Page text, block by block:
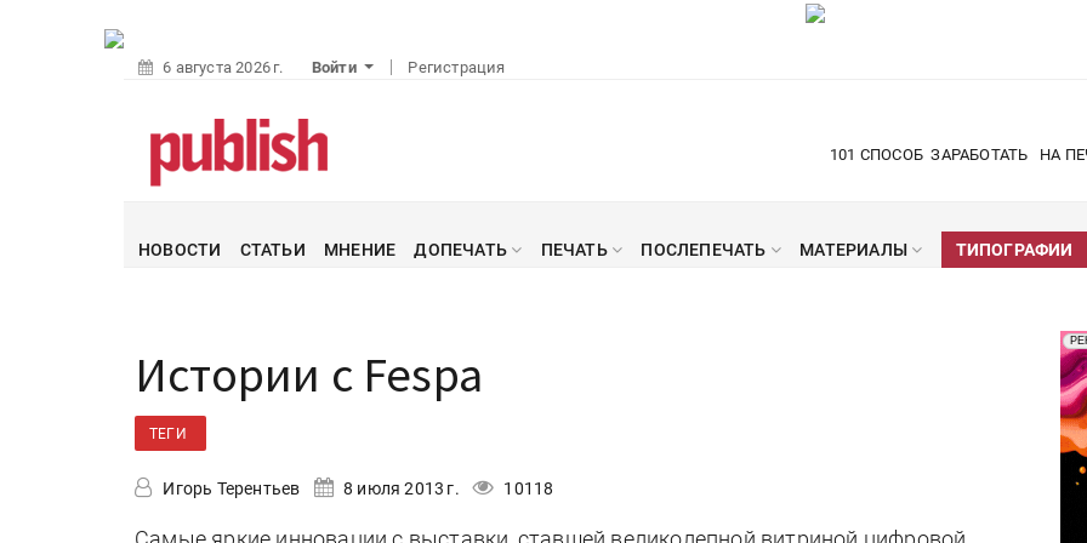
6 августа 2026 г. Войти Регистрация
101 СПОСОБ ЗАРАБОТАТЬ НА
НОВОСТИ СТАТЬИ МНЕНИЕ ДОПЕЧАТЬ ПЕЧАТЬ ПОСЛЕПЕЧАТЬ МАТЕРИАЛЫ ТИПОГРАФИИ
Истории с Fespa
ТЕГИ
Игорь Терентьев 8 июля 2013 г. 10118